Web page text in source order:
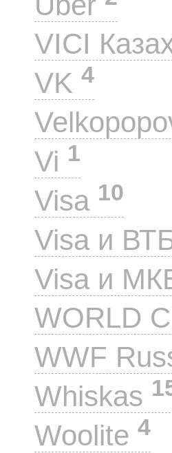
VICI
VK 4
Vi 1
Visa 10
Visa и
Visa и
WORLD
WWF
Whiskas
Woolite 4